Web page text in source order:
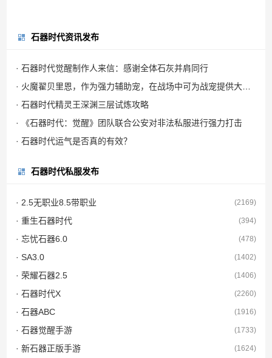
石器时代资讯发布
· 石器时代觉醒制作人来信：感谢全体石灰并肩同行
· 石器时代精灵王深渊三层试炼攻略
· 《石器时代：觉醒》团队联合公安对非法私服进行强力打击
· 石器时代运气是否真的有效？
石器时代私服发布
· 2.5无职业8.5带职业 (2169)
· 重生石器时代 (394)
· 忘忧石器6.0 (478)
· SA3.0 (1402)
· 荣耀石器2.5 (1406)
· 石器时代X (2260)
· 石器ABC (1916)
· 石器觉醒手游 (1733)
· 新石器正版手游 (1624)